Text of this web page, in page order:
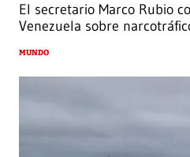
El secretario Marco Rubio
Venezuela sobre
MUNDO